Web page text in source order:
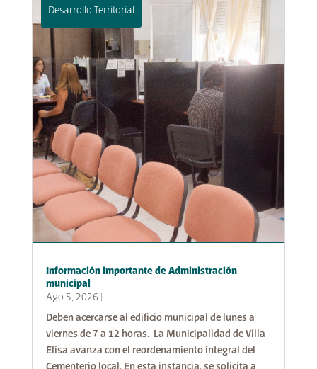
Información importante de Administración
municipal
Ago 5, 2026
Desarrollo Territorial
Deben acercarse al edificio municipal de lunes a
viernes de 7 a 12 horas. La Municipalidad de Villa
Elisa avanza con el reordenamiento integral del